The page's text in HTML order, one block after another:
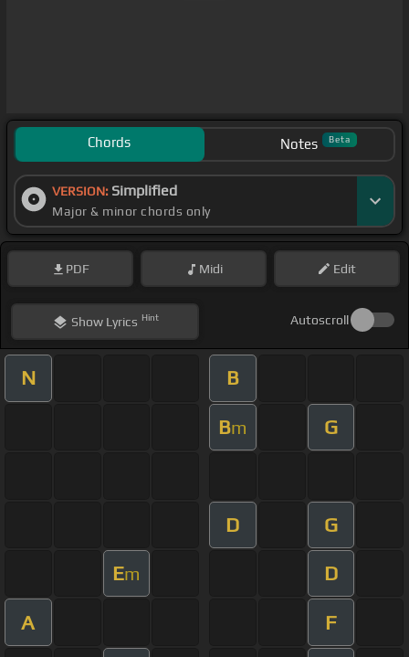
Chords Notes Beta
VERSION: Simplified
Major & minor chords only
PDF Midi Edit
ShowLyrics Hint Autoscroll
N B
Bm G
D G
Em D
A F